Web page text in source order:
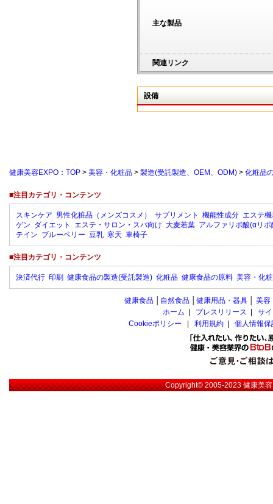
主な製品
関連リンク
設備
健康美容EXPO：TOP > 美容・化粧品 > 製造(受託製造、OEM、ODM) > 化粧品
■注目カテゴリ・コンテンツ
スキンケア 男性化粧品（メンズコスメ） サプリメント 機能性成分 エステ
ゲン ダイエット エステ・サロン・スパ向け 大麦若葉 アルファリポ酸(αリポ
テイン ブルーベリー 豆乳 寒天 車椅子
■注目カテゴリ・コンテンツ
決済代行 印刷 健康食品の製造(受託製造) 化粧品 健康食品の原料 美容・化
健康食品 自然食品 健康用品・器具 美容
ホーム
プレスリリース
サ
Cookieポリシー
利用規約 個人情報
Copyright© 2005-2023健康美